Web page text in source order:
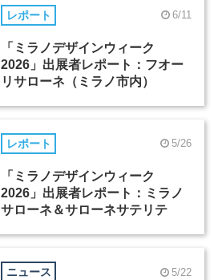
レポート 6/11
「ミラノデザインウィーク
2026」出展者レポート：フオー
リサローネ（ミラノ市内）
レポート 5/26
「ミラノデザインウィーク
2026」出展者レポート：ミラノ
サローネ＆サローネサテリテ
ニュース 5/22